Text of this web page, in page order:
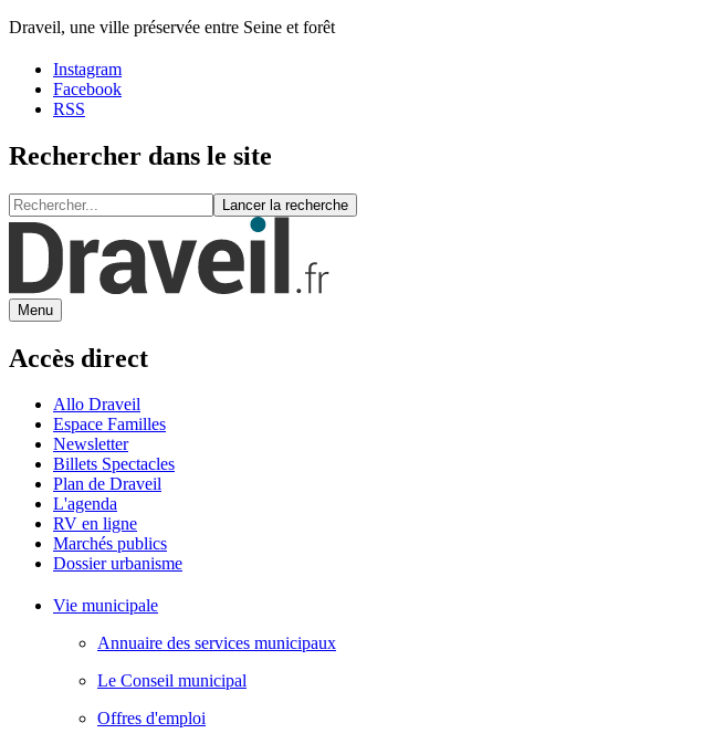
Draveil, une ville préservée entre Seine et forêt
Instagram
Facebook
RSS
Rechercher dans le site
Lancer la recherche
Menu
Accès direct
Allo Draveil
Espace Familles
Newsletter
Billets Spectacles
Plan de Draveil
L'agenda
RV en ligne
Marchés publics
Dossier urbanisme
Vie municipale
Annuaire des services municipaux
Le Conseil municipal
Offres d'emploi